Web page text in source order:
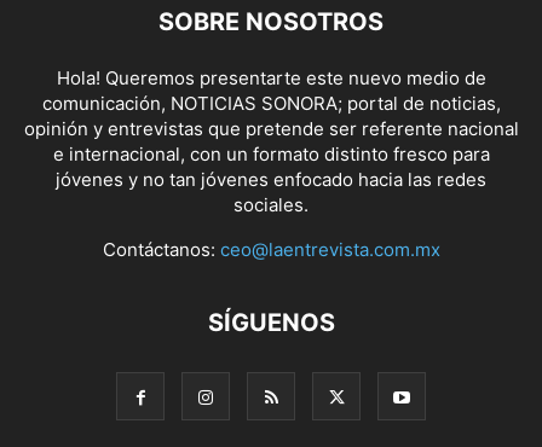
SOBRE NOSOTROS
Hola! Queremos presentarte este nuevo medio de
comunicación, NOTICIAS SONORA; portal de noticias,
opinión y entrevistas que pretende ser referente nacional
e internacional, con un formato distinto fresco para
jóvenes y no tan jóvenes enfocado hacia las redes
sociales.
Contáctanos: ceo@laentrevista.com.mx
SÍGUENOS